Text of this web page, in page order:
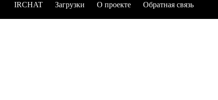
IRCHAT Загрузки О проекте Обратная связь